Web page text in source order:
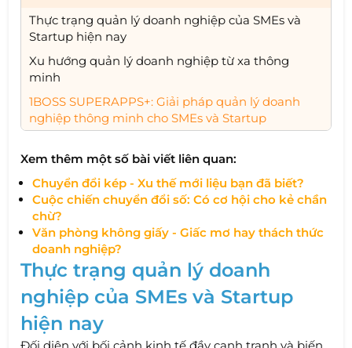
Thực trạng quản lý doanh nghiệp của SMEs và
Startup hiện nay
Xu hướng quản lý doanh nghiệp từ xa thông
minh
1BOSS SUPERAPPS+: Giải pháp quản lý doanh
nghiệp thông minh cho SMEs và Startup
Xem thêm một số bài viết liên quan:
Chuyển đổi kép - Xu thế mới liệu bạn đã biết?
Cuộc chiến chuyển đổi số: Có cơ hội cho kẻ chần
chừ?
Văn phòng không giấy - Giấc mơ hay thách thức
doanh nghiệp?
Thực trạng quản lý doanh
nghiệp của SMEs và Startup
hiện nay